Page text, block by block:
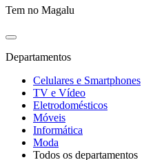
Tem no Magalu
Departamentos
Celulares e Smartphones
TV e Vídeo
Eletrodomésticos
Móveis
Informática
Moda
Todos os departamentos